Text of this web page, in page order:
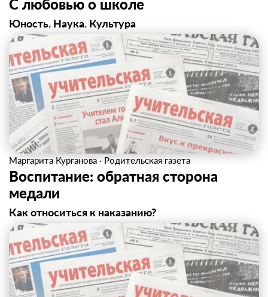
С любовью о школе
Юность. Наука. Культура
Маргарита Курганова · Родительская газета
Воспитание: обратная сторона
медали
Как относиться к наказанию?